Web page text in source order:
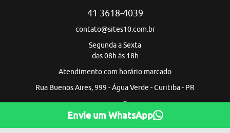
41 3618-4039
contato@sites10.com.br
Segunda a Sexta
das 08h às 18h
Atendimento com horário marcado
Rua Buenos Aires, 999 - Água Verde - Curitiba - PR
Envie um WhatsApp